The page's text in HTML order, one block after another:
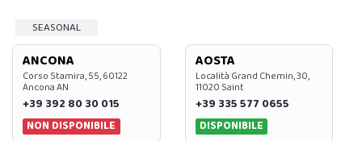
SEASONAL
ANCONA
Corso Stamira, 55, 60122
Ancona AN
+39 392 80 30 015
NON DISPONIBILE
AOSTA
Località Grand Chemin, 30,
11020 Saint
+39 335 577 0655
DISPONIBILE